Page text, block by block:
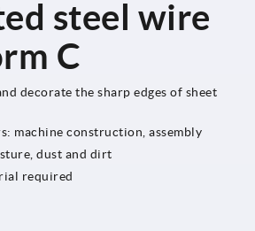
steel wire
C
decorate the sharp edges of sheet
machine construction, assembly
dust and dirt
required